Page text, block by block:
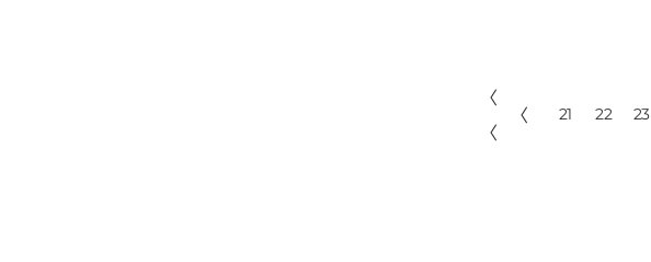
〈
〈
〈 21 22 23